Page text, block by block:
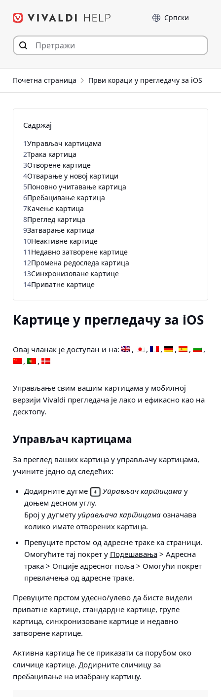
Језик
Почетна страница Први кораци у прегледачу за iOS
Картице у прегледачу за iOS
Овај чланак је доступан и на:
Управљање свим вашим картицама у мобилној
верзији Vivaldi прегледача је лако и ефикасно као на
десктопу.
Управљач картицама
За преглед ваших картица у управљачу картицама,
учините једно од следећих:
Додирните дугме
Управљач картицамау
доњем десном углу.
Број у дугмету управљача картицамаозначава
колико имате отворених картица.
Превуците прстом од адресне траке ка страници.
Омогућите тај покрет у Подешавања> Адресна
трака > Опције адресног поља > Омогући покрет
превлачења од адресне траке.
Превуците прстом удесно/улево да бисте видели
приватне картице, стандардне картице, групе
картица, синхронизоване картице и недавно
затворене картице.
Активна картица ће се приказати са порубом око
сличице картице. Додирните сличицу за
пребацивање на изабрану картицу.
Садржај
1Управљач картицама
2Трака картица
3Отворене картице
4Отварање у новој картици
5Поновно учитавање картица
6Пребацивање картица
7Качење картица
8Преглед картица
9Затварање картица
10Неактивне картице
11 Недавно затворене картице
12Промена редоследа картица
13Синхронизоване картице
14Приватне картице